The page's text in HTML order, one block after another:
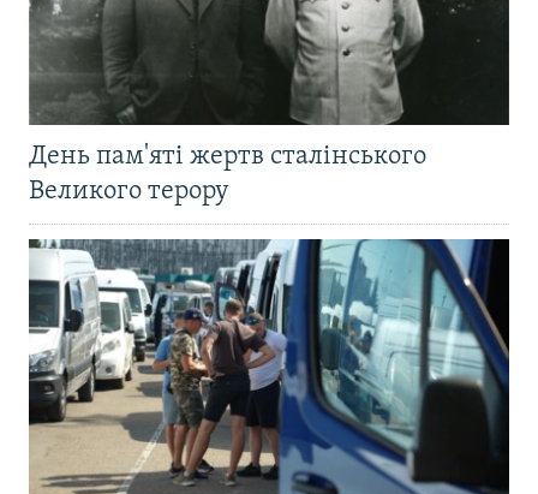
День пам'яті жертв сталінського
Великого терору